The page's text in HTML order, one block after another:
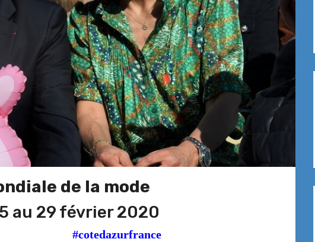
de la mode
au 29 février 2020
#cotedazurfrance